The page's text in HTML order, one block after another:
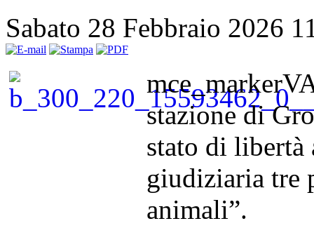
Sabato 28 Febbraio 2026
stazione di
stato di libertà
giudiziaria tre
animali”.